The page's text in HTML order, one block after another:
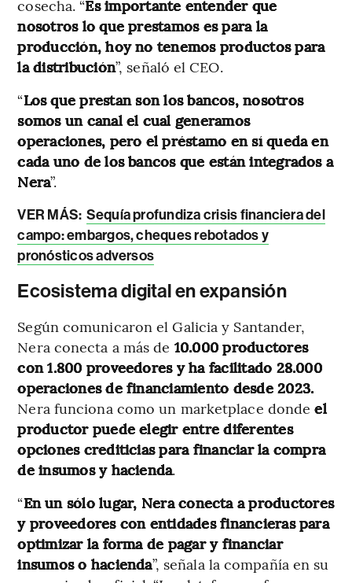
cosecha. “Es importante entender que
nosotros lo que prestamos es para la
producción, hoy no tenemos productos para
la distribución”, señaló el CEO.
“Los que prestan son los bancos, nosotros
somos un canal el cual generamos
operaciones, pero el préstamo en sí queda en
cada uno de los bancos que están integrados a
Nera”.
VER MÁS: Sequía profundiza crisis financiera del
campo: embargos, cheques rebotados y
pronósticos adversos
Ecosistema digital en expansión
Según comunicaron el Galicia y Santander,
Nera conecta a más de 10.000 productores
con 1.800 proveedores y ha facilitado 28.000
operaciones de financiamiento desde 2023.
Nera funciona como un marketplace dondeel
productor puede elegir entre diferentes
opciones crediticias para financiar la compra
de insumos y hacienda.
“En un sólo lugar, Nera conecta a productores
y proveedores con entidades financieras para
optimizar la forma de pagar y financiar
insumos o hacienda”, señala la compañía en su